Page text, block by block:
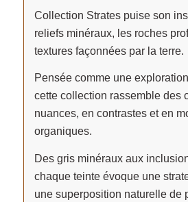
Collection Strates puise son
reliefs minéraux, les roches
textures façonnées par la terre.
Pensée comme une
cette collection rassemble des
nuances, en contrastes et en
organiques.
Des gris minéraux aux
chaque teinte évoque une
une superposition naturelle de